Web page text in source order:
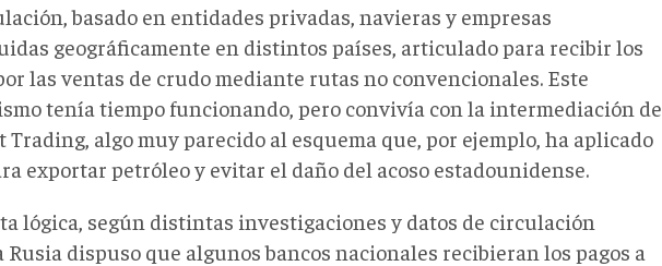
basado en entidades privadas, navieras y empresas
geográficamente en distintos países, articulado para recibir los
las ventas de crudo mediante rutas no convencionales. Este
tenía tiempo funcionando, pero convivía con la intermediación de
Trading, algo muy parecido al esquema que, por ejemplo, ha aplicado
exportar petróleo y evitar el daño del acoso estadounidense.
lógica, según distintas investigaciones y datos de circulación
dispuso que algunos bancos nacionales recibieran los pagos a